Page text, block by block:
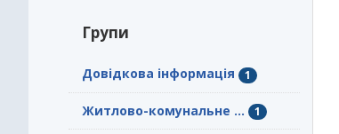
Групи
Довідкова інформація 1
Житлово-комунальне ... 1